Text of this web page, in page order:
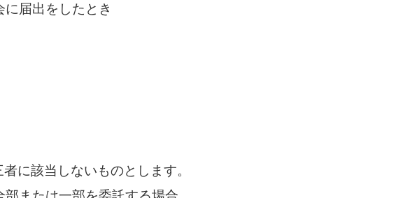
届出をしたとき
に該当しないものとします。